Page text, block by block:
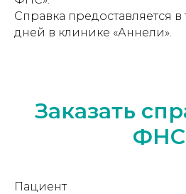
Справка предоставляется
дней в клинике «Аннели».
Заказать
ФНС
Пациент